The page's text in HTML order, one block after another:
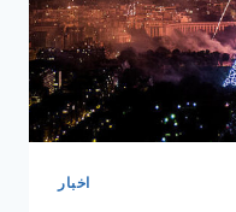
اخبار